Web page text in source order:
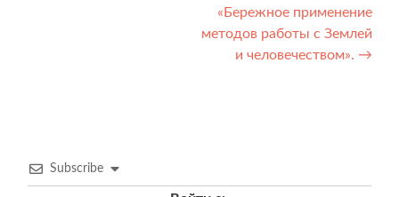
«Бережное применение
методов работы с Землей
и человечеством». →
Subscribe